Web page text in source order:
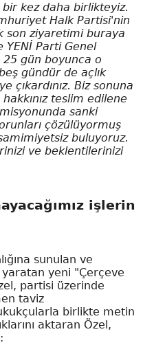
kez daha birlikteyiz.
Halk Partisi'nin
son ziyaretimi buraya
Parti Genel
25 gün boyunca o
gündür de açlık
çıkardınız. Biz sonuna
teslim edilene
sanki
çözülüyormuş
buluyoruz.
ve beklentilerinizi
işlerin
sunulan ve
yeni "Çerçeve
partisi üzerinde
taviz
birlikte metin
aktaran Özel,